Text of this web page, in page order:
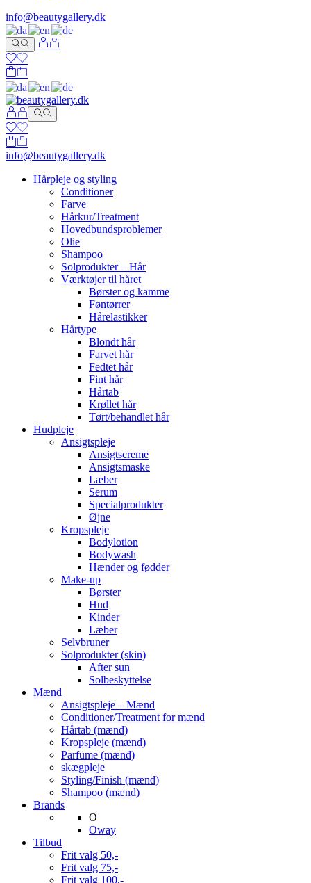
info@beautygallery.dk
info@beautygallery.dk
Hårpleje og styling
Conditioner
Farve
Hårkur/Treatment
Hovedbundsproblemer
Olie
Shampoo
Solprodukter – Hår
Værktøjer til håret
Børster og kamme
Føntørrer
Hårelastikker
Hårtype
Blondt hår
Farvet hår
Fedtet hår
Fint hår
Hårtab
Krøllet hår
Tørt/behandlet hår
Hudpleje
Ansigtspleje
Ansigtscreme
Ansigtsmaske
Læber
Serum
Specialprodukter
Øjne
Kropspleje
Bodylotion
Bodywash
Hænder og fødder
Make-up
Børster
Hud
Kinder
Læber
Selvbruner
Solprodukter (skin)
After sun
Solbeskyttelse
Mænd
Ansigtspleje – Mænd
Conditioner/Treatment for mænd
Hårtab (mænd)
Kropspleje (mænd)
Parfume (mænd)
skægpleje
Styling/Finish (mænd)
Shampoo (mænd)
Brands
O
Oway
Tilbud
Frit valg 50,-
Frit valg 75,-
Frit valg 100,-